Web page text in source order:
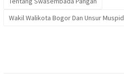
Wakil Walikota Bogor Dan Unsur